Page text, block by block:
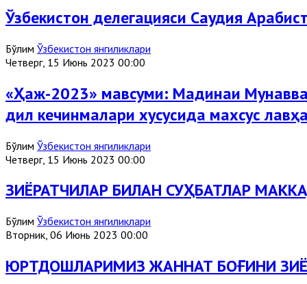
Ўзбекистон делегацияси Саудия
Бўлим Ўзбекистон янгиликлари
Четверг, 15 Июнь 2023 00:00
«Ҳаж-2023» мавсуми: Мадинаи
дил кечинмалари хусусида махсус
Бўлим Ўзбекистон янгиликлари
Четверг, 15 Июнь 2023 00:00
ЗИЁРАТЧИЛАР БИЛАН СУҲБАТЛАР
Бўлим Ўзбекистон янгиликлари
Вторник, 06 Июнь 2023 00:00
ЮРТДОШЛАРИМИЗ ЖАННАТ БОҒИНИ